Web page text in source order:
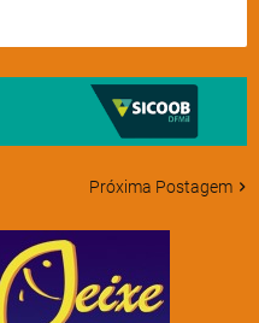
Próxima Postagem